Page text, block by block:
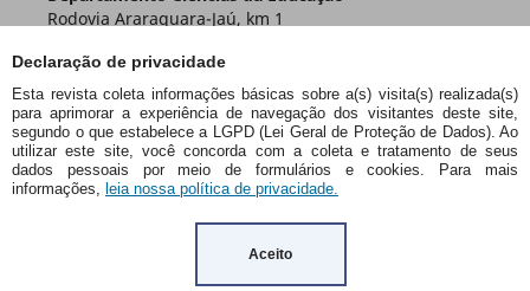
Declaração de privacidade
Esta revista coleta informações básicas sobre a(s) visita(s) realizada(s)
para aprimorar a experiência de navegação dos visitantes deste site,
segundo o que estabelece a LGPD (Lei Geral de Proteção de Dados). Ao
utilizar este site, você concorda com a coleta e tratamento de seus
dados pessoais por meio de formulários e cookies. Para mais
informações, leia nossa política de privacidade.
Aceito
Rodovia Araraquara-Jaú, km 1
Araraquara – SP – Brasil